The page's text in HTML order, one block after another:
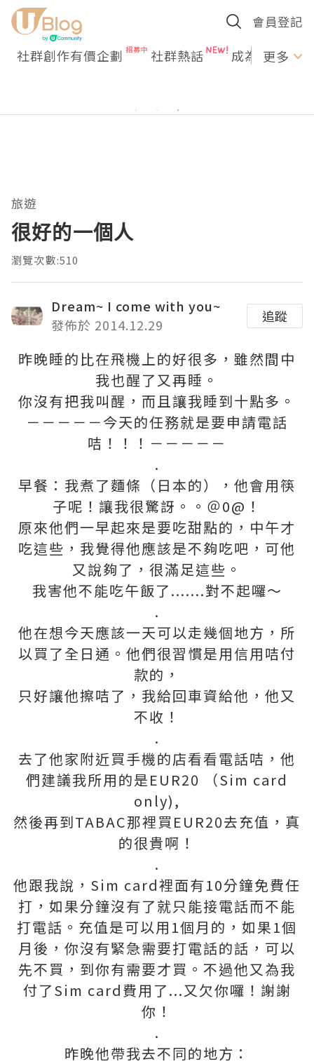
會員登記
社群創作有價企劃 社群熱話 成為U更多
旅遊
很好的一個人
瀏覽次數:510
Dream~ I come with you~
發佈於 2014.12.29
追蹤
昨晚睡的比在飛機上的好很多，雖然間中
我也醒了又再睡。
你沒有把我叫醒，而且讓我睡到十點多。
－－－－－今天的任務就是要申請電話
咭！！！－－－－－
.
早餐：我煮了麵條（日本的），他會用筷
子呢！讓我很驚訝。。＠0@！
原來他們一早起來是要吃甜點的，中午才
吃這些，我覺得他應該是不夠吃吧，可他
又說夠了，很滿足這些。
我害他不能吃午飯了.......對不起囉～
.
他在想今天應該一天可以走幾個地方，所
以買了全日通。他們很習慣是用信用咭付
款的，
只好讓他擦咭了，我給回車資給他，他又
不收！
.
去了他家附近買手機的店看看電話咭，他
們建議我所用的是EUR20 （Sim card
only),
然後再到TABAC那裡買EUR20去充值，真
的很貴啊！
.
他跟我說，Sim card裡面有10分鐘免費任
打，如果分鐘沒有了就只能接電話而不能
打電話。充值是可以用1個月的，如果1個
月後，你沒有緊急需要打電話的話，可以
先不買，到你有需要才買。不過他又為我
付了Sim card費用了...又欠你囉！謝謝
你！
.
昨晚他帶我去不同的地方：